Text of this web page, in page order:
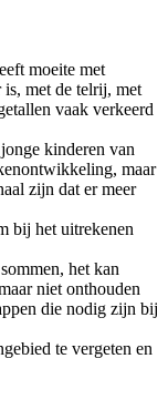
moeite met
met de telrij, met
vaak verkeerd
kinderen van
maar
zijn dat er meer
bij het uitrekenen
het kan
niet onthouden
die nodig zijn bij
te vergeten en